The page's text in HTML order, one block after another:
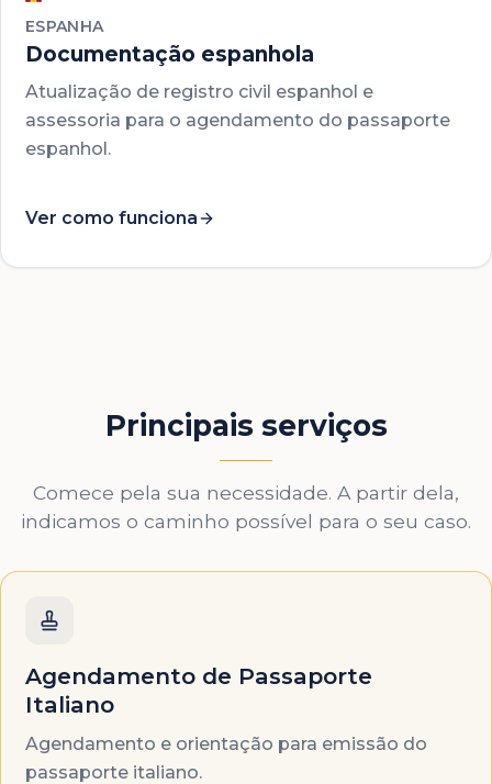
ESPANHA
Documentação espanhola
Atualização de registro civil espanhol e
assessoria para o agendamento do passaporte
espanhol.
Ver como funciona
Principais serviços
Comece pela sua necessidade. A partir dela,
indicamos o caminho possível para o seu caso.
Agendamento de Passaporte
Italiano
Agendamento e orientação para emissão do
passaporte italiano.